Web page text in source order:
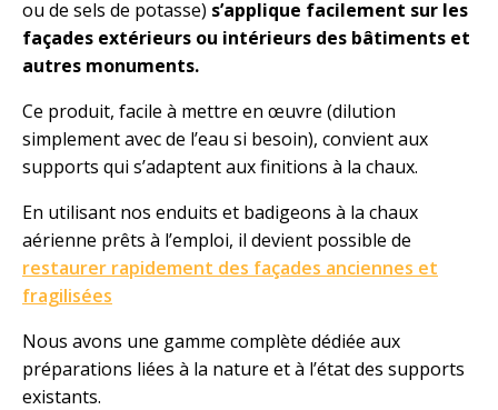
ou de sels de potasse) s’applique facilement sur les
façades extérieurs ou intérieurs des bâtiments et
autres monuments.
Ce produit, facile à mettre en œuvre (dilution
simplement avec de l’eau si besoin), convient aux
supports qui s’adaptent aux finitions à la chaux.
En utilisant nos enduits et badigeons à la chaux
aérienne prêts à l’emploi, il devient possible de
restaurer rapidement des façades anciennes et
fragilisées
Nous avons une gamme complète dédiée aux
préparations liées à la nature et à l’état des supports
existants.